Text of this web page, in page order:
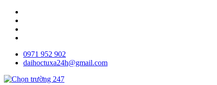
0971 952 902
daihoctuxa24h@gmail.com